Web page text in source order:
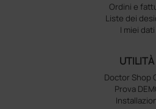
Ordini e
Liste dei
I miei dati
UTILITÀ
Doctor Shop
Prova